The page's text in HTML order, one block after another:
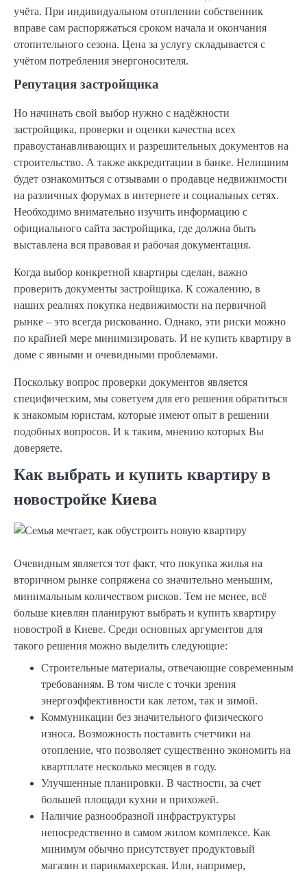
учёта. При индивидуальном отоплении собственник
вправе сам распоряжаться сроком начала и окончания
отопительного сезона. Цена за услугу складывается с
учётом потребления энергоносителя.
Репутация застройщика
Но начинать свой выбор нужно с надёжности
застройщика, проверки и оценки качества всех
правоустанавливающих и разрешительных документов на
строительство. А также аккредитации в банке. Нелишним
будет ознакомиться с отзывами о продавце недвижимости
на различных форумах в интернете и социальных сетях.
Необходимо внимательно изучить информацию с
официального сайта застройщика, где должна быть
выставлена вся правовая и рабочая документация.
Когда выбор конкретной квартиры сделан, важно
проверить документы застройщика. К сожалению, в
наших реалиях покупка недвижимости на первичной
рынке – это всегда рискованно. Однако, эти риски можно
по крайней мере минимизировать. И не купить квартиру в
доме с явными и очевидными проблемами.
Поскольку вопрос проверки документов является
специфическим, мы советуем для его решения обратиться
к знакомым юристам, которые имеют опыт в решении
подобных вопросов. И к таким, мнению которых Вы
доверяете.
Как выбрать и купить квартиру в
новостройке Киева
Очевидным является тот факт, что покупка жилья на
вторичном рынке сопряжена со значительно меньшим,
минимальным количеством рисков. Тем не менее, всё
больше киевлян планируют выбрать и купить квартиру
новострой в Киеве. Среди основных аргументов для
такого решения можно выделить следующие:
Строительные материалы, отвечающие современным
требованиям. В том числе с точки зрения
энергоэффективности как летом, так и зимой.
Коммуникации без значительного физического
износа. Возможность поставить счетчики на
отопление, что позволяет существенно экономить на
квартплате несколько месяцев в году.
Улучшенные планировки. В частности, за счет
большей площади кухни и прихожей.
Наличие разнообразной инфраструктуры
непосредственно в самом жилом комплексе. Как
минимум обычно присутствует продуктовый
магазин и парикмахерская. Или, например,